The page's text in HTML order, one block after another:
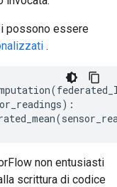
possono essere
.
(
):
(
non entusiasti
scrittura di codice